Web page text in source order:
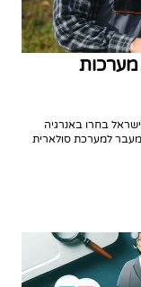
מערכות
בחרו באנרגיה
למערכת סולארית